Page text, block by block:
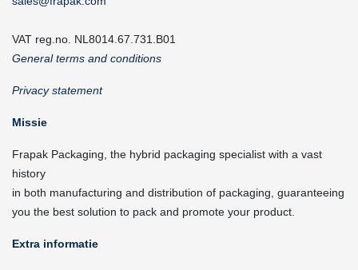
VAT reg.no. NL8014.67.731.B01
General terms and conditions
Privacy statement
Missie
Frapak Packaging, the hybrid packaging specialist with a vast
history
in both manufacturing and distribution of packaging, guaranteeing
you the best solution to pack and promote your product.
Extra informatie